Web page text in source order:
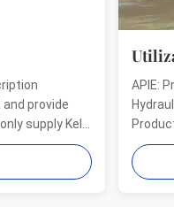
provide
supply Kelly
but also
foundation
customized
APIE:
offer